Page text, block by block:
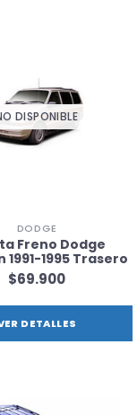
DISPONIBLE
DODGE
Freno Dodge
1991-1995 Trasero
$69.900
DETALLES